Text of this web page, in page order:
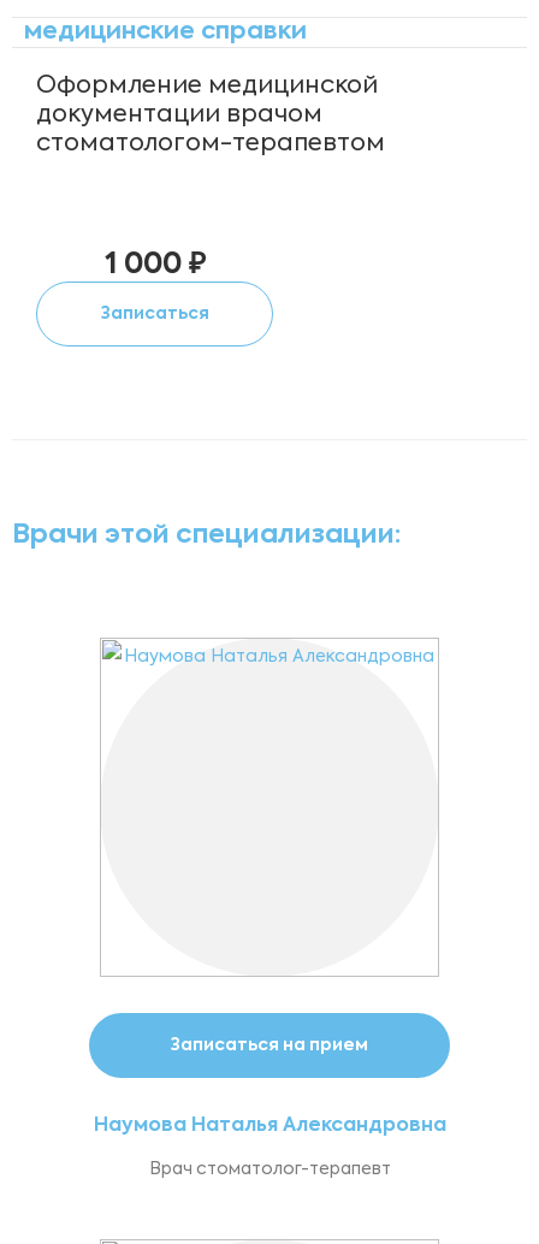
медицинские справки
Оформление медицинской
документации врачом
стоматологом-терапевтом
1 000 ₽
Записаться
Врачи этой специализации:
Записаться на прием
Наумова Наталья Александровна
Врач стоматолог-терапевт